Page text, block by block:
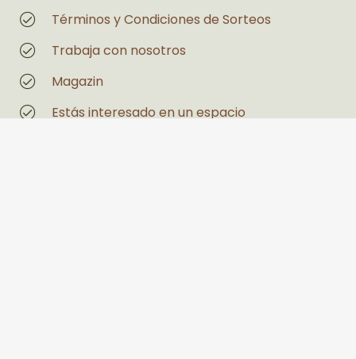
Términos y Condiciones de Sorteos
Trabaja con nosotros
Magazin
Estás interesado en un espacio